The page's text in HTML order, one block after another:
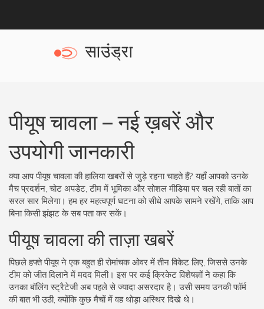
पीयूष चावला – नई ख़बरें और
उपयोगी जानकारी
क्या आप पीयूष चावला की हालिया खबरों से जुड़े रहना चाहते हैं? यहाँ आपको उनके
मैच प्रदर्शन, चोट अपडेट, टीम में भूमिका और सोशल मीडिया पर चल रही बातों का
सरल सार मिलेगा। हम हर महत्वपूर्ण घटना को सीधे आपके सामने रखेंगे, ताकि आप
बिना किसी झंझट के सब पता कर सकें।
पीयूष चावला की ताज़ा खबरें
पिछले हफ्ते पीयूष ने एक बहुत ही रोमांचक ओवर में तीन विकेट लिए, जिससे उनके
टीम को जीत दिलाने में मदद मिली। इस पर कई क्रिकेट विशेषज्ञों ने कहा कि
उनका बॉलिंग स्ट्रैटेजी अब पहले से ज्यादा असरदार है। उसी समय उनकी फॉर्म
की बात भी उठी, क्योंकि कुछ मैचों में वह थोड़ा अस्थिर दिखे थे।